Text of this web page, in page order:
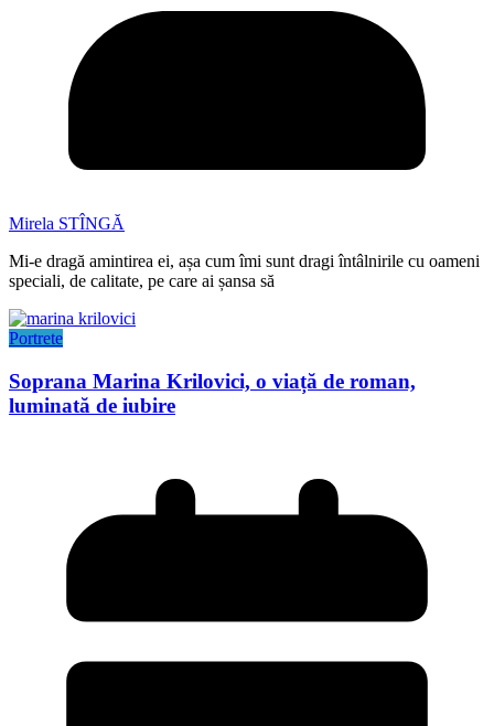
Mirela STÎNGĂ
Mi-e dragă amintirea ei, așa cum îmi sunt dragi întâlnirile cu oameni
speciali, de calitate, pe care ai șansa să
Portrete
Soprana Marina Krilovici, o viață de roman,
luminată de iubire